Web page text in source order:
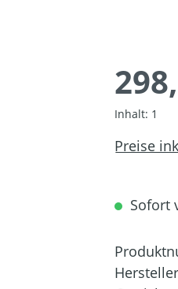
Inhalt: 1
Preise
Sofort